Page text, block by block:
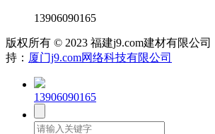
13906090165
版权所有 © 2023 福建j9.com建材有限公司
持： 厦门j9.com网络科技有限公司
13906090165